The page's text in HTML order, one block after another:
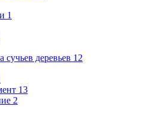
1
деревьев 12
13
2